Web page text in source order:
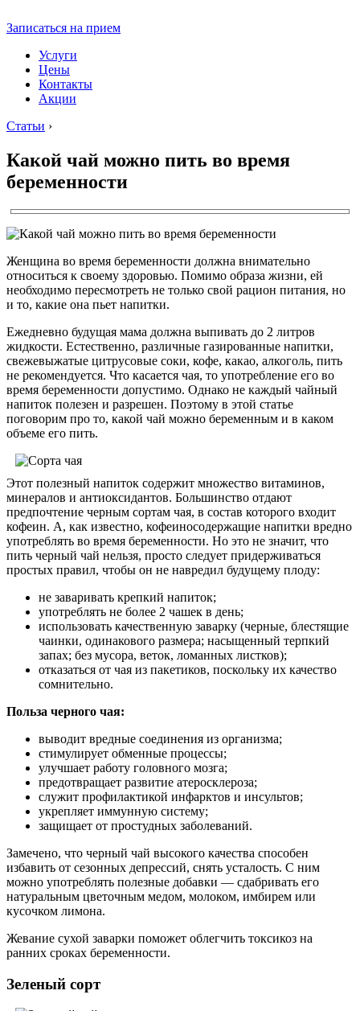
Записаться на прием
Услуги
Цены
Контакты
Акции
Статьи ›
Какой чай можно пить во время
беременности
Женщина во время беременности должна внимательно
относиться к своему здоровью. Помимо образа жизни, ей
необходимо пересмотреть не только свой рацион питания, но
и то, какие она пьет напитки.
Ежедневно будущая мама должна выпивать до 2 литров
жидкости. Естественно, различные газированные напитки,
свежевыжатые цитрусовые соки, кофе, какао, алкоголь, пить
не рекомендуется. Что касается чая, то употребление его во
время беременности допустимо. Однако не каждый чайный
напиток полезен и разрешен. Поэтому в этой статье
поговорим про то, какой чай можно беременным и в каком
объеме его пить.
Этот полезный напиток содержит множество витаминов,
минералов и антиоксидантов. Большинство отдают
предпочтение черным сортам чая, в состав которого входит
кофеин. А, как известно, кофеиносодержащие напитки вредно
употреблять во время беременности. Но это не значит, что
пить черный чай нельзя, просто следует придерживаться
простых правил, чтобы он не навредил будущему плоду:
не заваривать крепкий напиток;
употреблять не более 2 чашек в день;
использовать качественную заварку (черные, блестящие
чаинки, одинакового размера; насыщенный терпкий
запах; без мусора, веток, ломанных листков);
отказаться от чая из пакетиков, поскольку их качество
сомнительно.
Польза черного чая:
выводит вредные соединения из организма;
стимулирует обменные процессы;
улучшает работу головного мозга;
предотвращает развитие атеросклероза;
служит профилактикой инфарктов и инсультов;
укрепляет иммунную систему;
защищает от простудных заболеваний.
Замечено, что черный чай высокого качества способен
избавить от сезонных депрессий, снять усталость. С ним
можно употреблять полезные добавки — сдабривать его
натуральным цветочным медом, молоком, имбирем или
кусочком лимона.
Жевание сухой заварки поможет облегчить токсикоз на
ранних сроках беременности.
Зеленый сорт